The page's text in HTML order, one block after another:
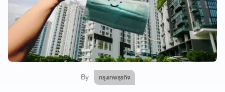
By กรุงเทพธุรกิจ